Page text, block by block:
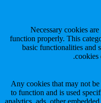
Necessary cookies
function properly. This
basic functionalities and
cookies
Any cookies that may not
to function and is used